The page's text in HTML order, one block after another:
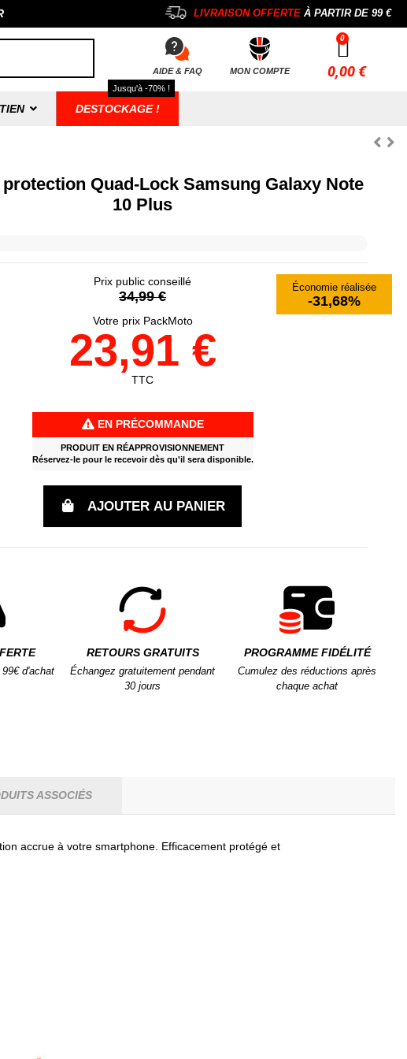
LIVRAISON OFFERTEÀ PARTIR DE 99 €
AIDE & FAQ MON COMPTE 0,00 €
DESTOCKAGE !
Jusqu'à -70% !
protection Quad-Lock Samsung Galaxy Note
10 Plus
Prix public conseillé
34,99 €
Économie réalisée
-31,68%
Votre prix PackMoto
23,91 €
TTC
EN PRÉCOMMANDE
PRODUIT EN RÉAPPROVISIONNEMENT
Réservez-le pour le recevoir dès qu'il sera disponible.
AJOUTER AU PANIER
d'achat
RETOURS GRATUITS
Échangez gratuitement pendant
30 jours
PROGRAMME FIDÉLITÉ
Cumulez des réductions après
chaque achat
ASSOCIÉS
accrue à votre smartphone. Efficacement protégé et